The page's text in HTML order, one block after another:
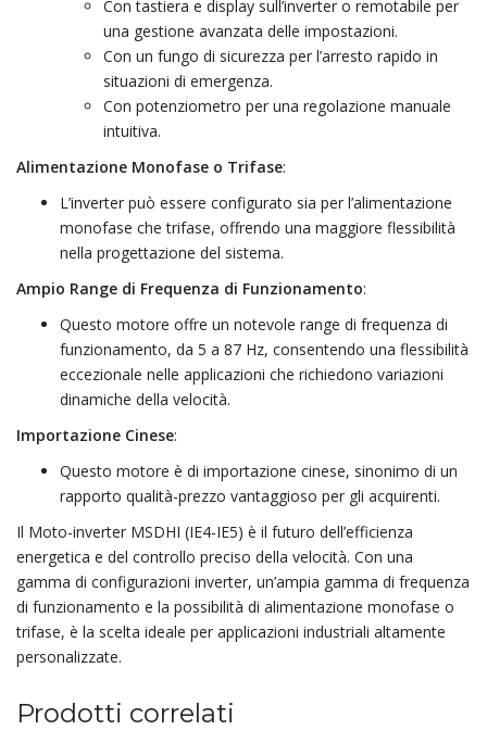
Con tastiera e display sull’inverter o remotabile per
una gestione avanzata delle impostazioni.
Con un fungo di sicurezza per l’arresto rapido in
situazioni di emergenza.
Con potenziometro per una regolazione manuale
intuitiva.
Alimentazione Monofase o Trifase:
L’inverter può essere configurato sia per l’alimentazione
monofase che trifase, offrendo una maggiore flessibilità
nella progettazione del sistema.
Ampio Range di Frequenza di Funzionamento:
Questo motore offre un notevole range di frequenza di
funzionamento, da 5 a 87 Hz, consentendo una flessibilità
eccezionale nelle applicazioni che richiedono variazioni
dinamiche della velocità.
Importazione Cinese:
Questo motore è di importazione cinese, sinonimo di un
rapporto qualità-prezzo vantaggioso per gli acquirenti.
Il Moto-inverter MSDHI (IE4-IE5) è il futuro dell’efficienza
energetica e del controllo preciso della velocità. Con una
gamma di configurazioni inverter, un’ampia gamma di frequenza
di funzionamento e la possibilità di alimentazione monofase o
trifase, è la scelta ideale per applicazioni industriali altamente
personalizzate.
Prodotti correlati